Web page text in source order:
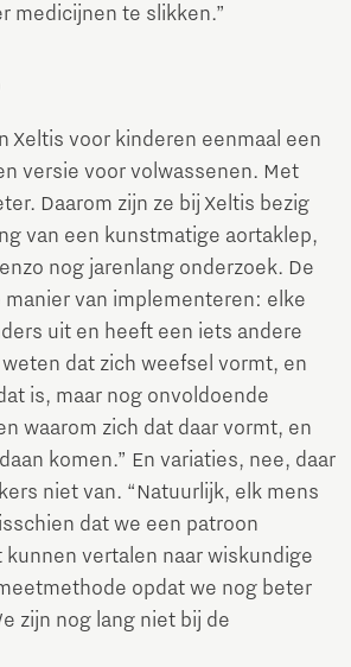
medicijnen te slikken.”
Xeltis voor kinderen eenmaal een
versie voor volwassenen. Met
Daarom zijn ze bij Xeltis bezig
van een kunstmatige aortaklep,
nog jarenlang onderzoek. De
van implementeren: elke
uit en heeft een iets andere
dat zich weefsel vormt, en
is, maar nog onvoldoende
waarom zich dat daar vormt, en
komen.” En variaties, nee, daar
niet van. “Natuurlijk, elk mens
dat we een patroon
vertalen naar wiskundige
opdat we nog beter
zijn nog lang niet bij de